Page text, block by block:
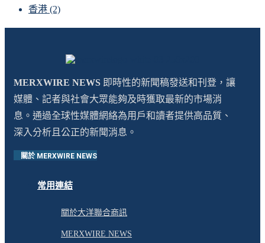
香港 (2)
MERXWIRE NEWS 即時性的新聞稿發送和刊登，讓
媒體、記者與社會大眾能夠及時獲取最新的市場消
息。通過全球性媒體網絡為用戶和讀者提供高品質、
深入分析且公正的新聞消息。
關於 MERXWIRE NEWS
常用連結
關於大洋聯合商訊
MERXWIRE NEWS